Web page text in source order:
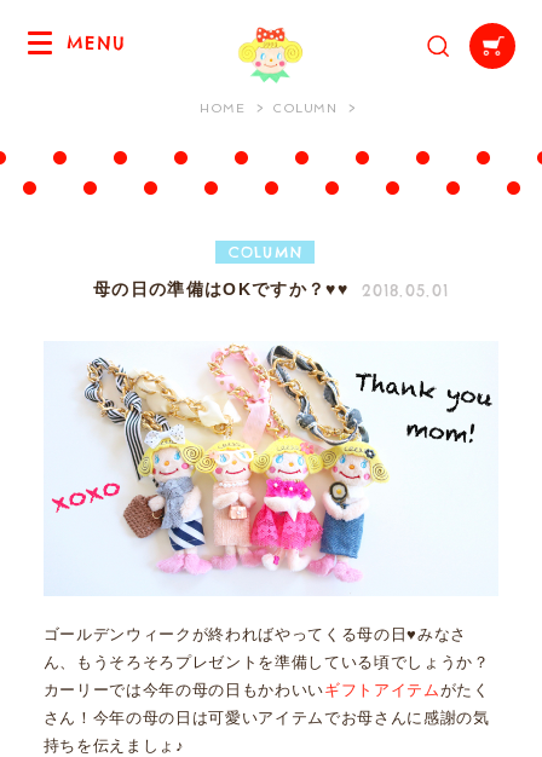
MENU
HOME COLUMN
COLUMN
母の日の準備はOKですか？♥♥ 2018.05.01
ゴールデンウィークが終わればやってくる母の日♥みなさ
ん、もうそろそろプレゼントを準備している頃でしょうか？
カーリーでは今年の母の日もかわいいギフトアイテムがたく
さん！今年の母の日は可愛いアイテムでお母さんに感謝の気
持ちを伝えましょ♪